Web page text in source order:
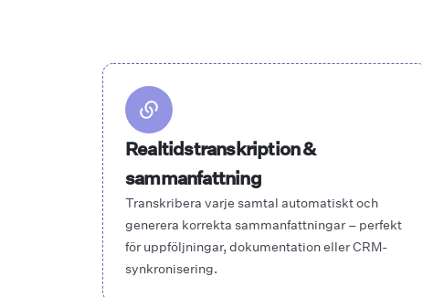
Realtidstranskription &
sammanfattning
Transkribera varje samtal automatiskt och
generera korrekta sammanfattningar – perfekt
för uppföljningar, dokumentation eller CRM-
synkronisering.